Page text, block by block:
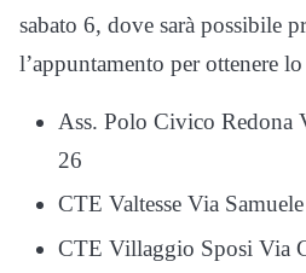
sabato 6, dove sarà possibile
l’appuntamento per ottenere
Ass. Polo Civico Redona
26
CTE Valtesse Via
CTE Villaggio Sposi Via